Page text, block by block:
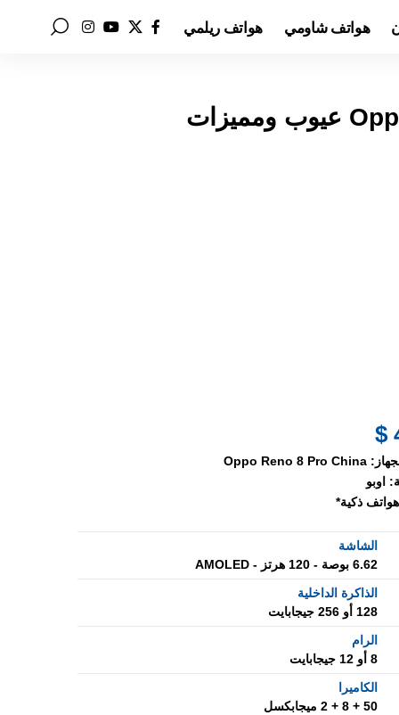
هواتف شاومي هواتف ريلمي
Oppo Reno 8 Pro China
اوبو
هواتف ذكية*
الشاشة
6.62 بوصة - 120 هرتز - AMOLED
الذاكرة الداخلية
128 أو 256 جيجابايت
الرام
8 أو 12 جيجابايت
الكاميرا
50 + 8 + 2 ميجابكسل